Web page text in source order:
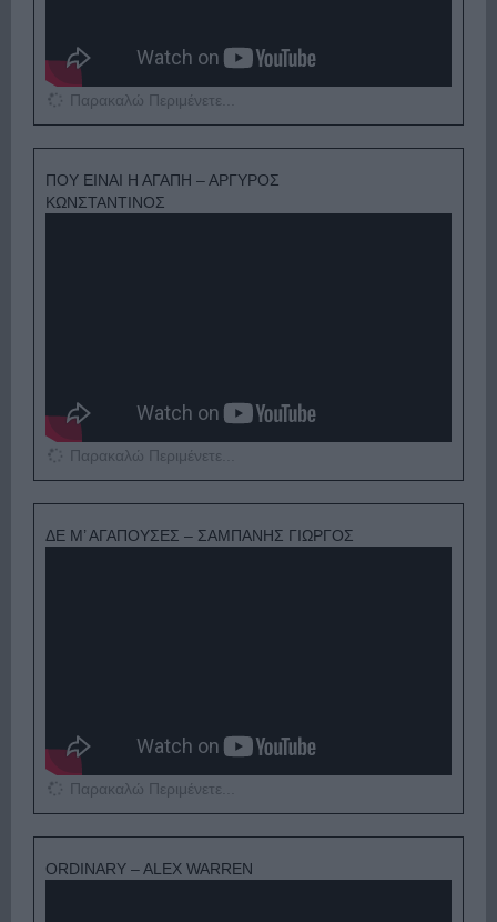
Παρακαλώ Περιμένετε...
ΠΟΥ ΕΙΝΑΙ Η ΑΓΑΠΗ – ΑΡΓΥΡΟΣ
ΚΩΝΣΤΑΝΤΙΝΟΣ
Παρακαλώ Περιμένετε...
ΔΕ Μ’ ΑΓΑΠΟΥΣΕΣ – ΣΑΜΠΑΝΗΣ ΓΙΩΡΓΟΣ
Παρακαλώ Περιμένετε...
ORDINARY – ALEX WARREN